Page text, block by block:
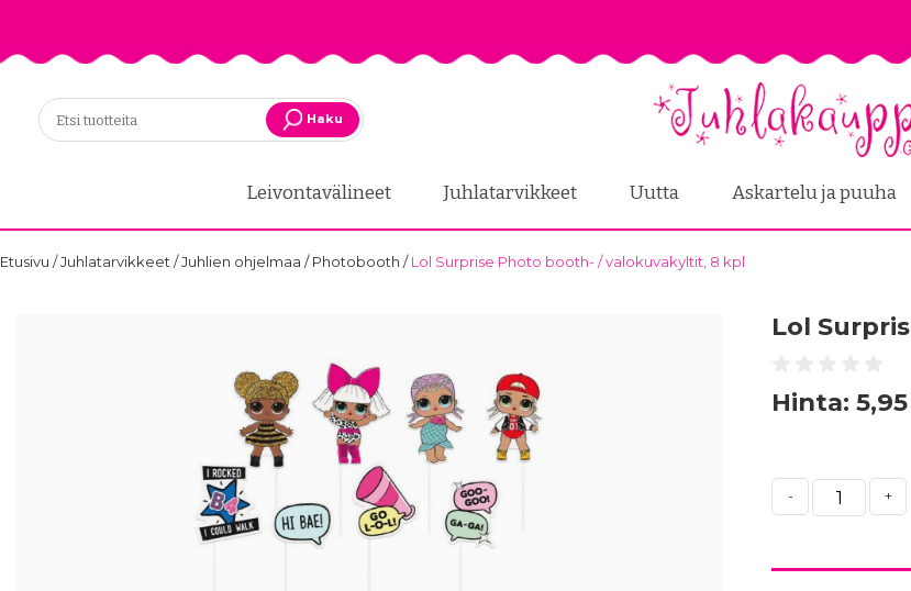
Haku
Leivontavälineet Juhlatarvikkeet Uutta Askartelu ja puuha
Etusivu /Juhlatarvikkeet /Juhlien ohjelmaa /Photobooth /Lol Surprise Photo booth- / valokuvakyltit, 8 kpl
Lol
Hinta:
- +